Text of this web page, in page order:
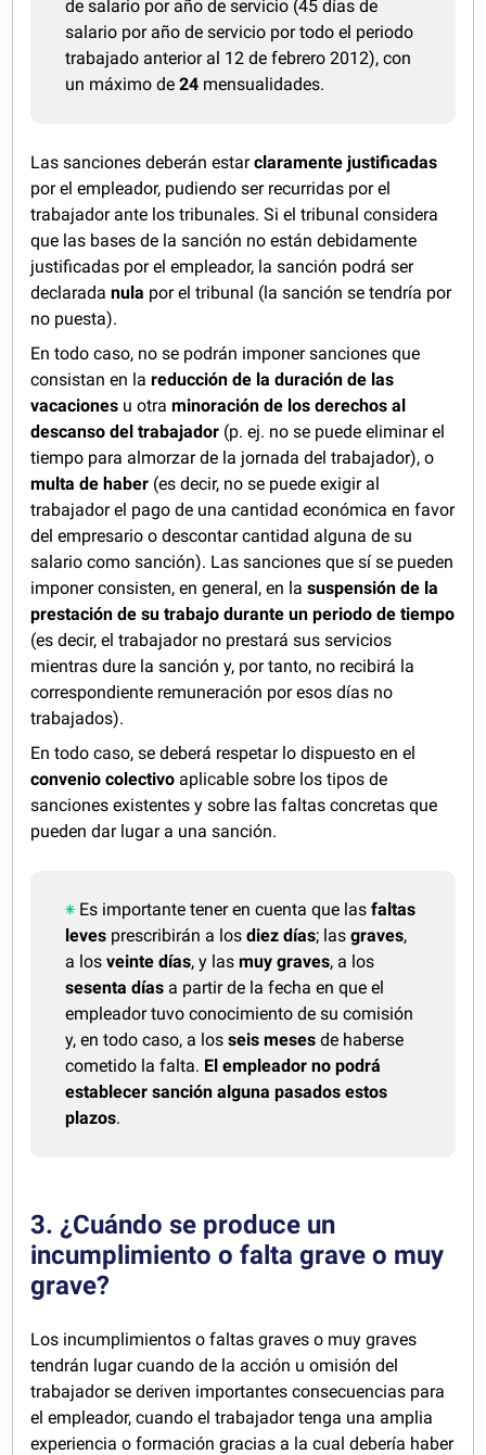
de salario por año de servicio (45 días de
salario por año de servicio por todo el periodo
trabajado anterior al 12 de febrero 2012), con
un máximo de24 mensualidades.
Las sanciones deberán estarclaramente justificadas
por el empleador, pudiendo ser recurridas por el
trabajador ante los tribunales. Si el tribunal considera
que las bases de la sanción no están debidamente
justificadas por el empleador, la sanción podrá ser
declaradanula por el tribunal (la sanción se tendría por
no puesta).
En todo caso, no se podrán imponer sanciones que
consistan en lareducción de la duración de las
vacaciones u otraminoración de los derechos al
descanso del trabajador (p. ej. no se puede eliminar el
tiempo para almorzar de la jornada del trabajador), o
multa de haber (es decir, no se puede exigir al
trabajador el pago de una cantidad económica en favor
del empresario o descontar cantidad alguna de su
salario como sanción). Las sanciones que sí se pueden
imponer consisten, en general, en lasuspensión de la
prestación de su trabajo durante un periodo de tiempo
(es decir, el trabajador no prestará sus servicios
mientras dure la sanción y, por tanto, no recibirá la
correspondiente remuneración por esos días no
trabajados).
En todo caso, se deberá respetar lo dispuesto en el
convenio colectivo aplicable sobre los tipos de
sanciones existentes y sobre las faltas concretas que
pueden dar lugar a una sanción.
Es importante tener en cuenta que las faltas
leves prescribirán a losdiez días; lasgraves,
a losveinte días, y lasmuy graves, a los
sesenta días a partir de la fecha en que el
empleador tuvo conocimiento de su comisión
y, en todo caso, a losseis meses de haberse
cometido la falta. El empleador no podrá
establecer sanción alguna pasados estos
plazos.
3. ¿Cuándo se produce un
incumplimiento o falta grave o muy
grave?
Los incumplimientos o faltas graves o muy graves
tendrán lugar cuando de la acción u omisión del
trabajador se deriven importantes consecuencias para
el empleador, cuando el trabajador tenga una amplia
experiencia o formación gracias a la cual debería haber